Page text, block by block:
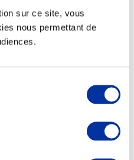
sur ce site, vous
nous permettant de
Santé des animaux